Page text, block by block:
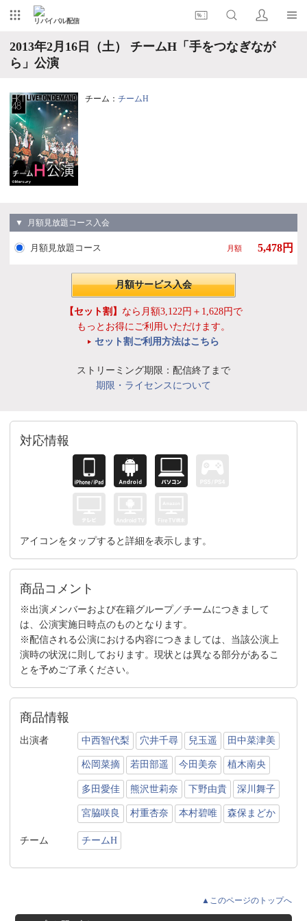
リバイバル配信
2013年2月16日（土） チームH「手をつなぎなが
ら」公演
チーム： チームH
▼ 月額見放題コース入会
月額見放題コース 月額 5,478円
月額サービス入会
【セット割】 なら月額3,122円＋1,628円で
もっとお得にご利用いただけます。
セット割ご利用方法はこちら
ストリーミング期限：配信終了まで
期限・ライセンスについて
対応情報
アイコンをタップすると詳細を表示します。
商品コメント
※出演メンバーおよび在籍グループ／チームにつきまして
は、公演実施日時点のものとなります。
※配信される公演における内容につきましては、当該公演上
演時の状況に則しております。現状とは異なる部分があるこ
とを予めご了承ください。
商品情報
出演者 中西智代梨 穴井千尋 兒玉遥 田中菜津美
松岡菜摘 若田部遥 今田美奈 植木南央
多田愛佳 熊沢世莉奈 下野由貴 深川舞子
宮脇咲良 村重杏奈 本村碧唯 森保まどか
チーム チームH
▲このページのトップへ